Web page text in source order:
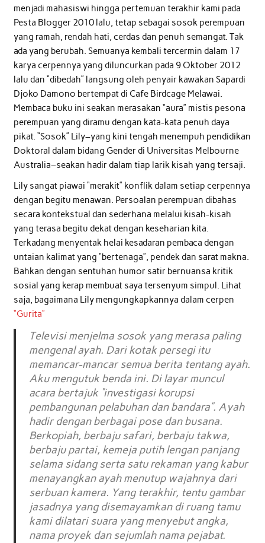
menjadi mahasiswi hingga pertemuan terakhir kami pada
Pesta Blogger 2010 lalu, tetap sebagai sosok perempuan
yang ramah, rendah hati, cerdas dan penuh semangat. Tak
ada yang berubah. Semuanya kembali tercermin dalam 17
karya cerpennya yang diluncurkan pada 9 Oktober 2012
lalu dan “dibedah” langsung oleh penyair kawakan Sapardi
Djoko Damono bertempat di Cafe Birdcage Melawai.
Membaca buku ini seakan merasakan “aura” mistis pesona
perempuan yang diramu dengan kata-kata penuh daya
pikat. “Sosok” Lily–yang kini tengah menempuh pendidikan
Doktoral dalam bidang Gender di Universitas Melbourne
Australia–seakan hadir dalam tiap larik kisah yang tersaji.
Lily sangat piawai “merakit” konflik dalam setiap cerpennya
dengan begitu menawan. Persoalan perempuan dibahas
secara kontekstual dan sederhana melalui kisah-kisah
yang terasa begitu dekat dengan keseharian kita.
Terkadang menyentak helai kesadaran pembaca dengan
untaian kalimat yang “bertenaga”, pendek dan sarat makna.
Bahkan dengan sentuhan humor satir bernuansa kritik
sosial yang kerap membuat saya tersenyum simpul. Lihat
saja, bagaimana Lily mengungkapkannya dalam cerpen
“Gurita”
Televisi menjelma sosok yang merasa paling
mengenal ayah. Dari kotak persegi itu
memancar-mancar semua berita tentang ayah.
Aku mengutuk benda ini. Di layar muncul
acara bertajuk “investigasi korupsi
pembangunan pelabuhan dan bandara”. Ayah
hadir dengan berbagai pose dan busana.
Berkopiah, berbaju safari, berbaju takwa,
berbaju partai, kemeja putih lengan panjang
selama sidang serta satu rekaman yang kabur
menayangkan ayah menutup wajahnya dari
serbuan kamera. Yang terakhir, tentu gambar
jasadnya yang disemayamkan di ruang tamu
kami dilatari suara yang menyebut angka,
nama proyek dan sejumlah nama pejabat.